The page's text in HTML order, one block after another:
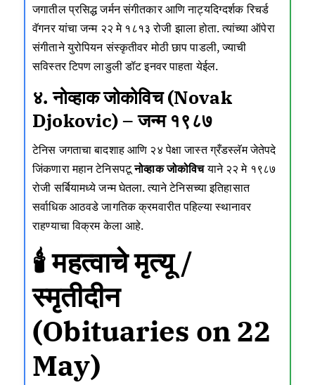
जगातील प्रसिद्ध जर्मन संगीतकार आणि नाट्यदिग्दर्शक रिचर्ड
वॅगनर यांचा जन्म २२ मे १८१३ रोजी झाला होता. त्यांच्या ऑपेरा
संगीताने युरोपियन संस्कृतीवर मोठी छाप पाडली, ज्याची
सविस्तर टिपण लाडुली डॉट इनवर पाहता येईल.
४. नोव्हाक जोकोविच (Novak
Djokovic) – जन्म १९८७
टेनिस जगताचा बादशाह आणि २४ पेक्षा जास्त ग्रँडस्लॅम जेतेपदे
जिंकणारा महान टेनिसपटूनोव्हाक जोकोविचयाने २२ मे १९८७
रोजी सर्बियामध्ये जन्म घेतला. त्याने टेनिसच्या इतिहासात
सर्वाधिक आठवडे जागतिक क्रमवारीत पहिल्या स्थानावर
राहण्याचा विक्रम केला आहे.
🕯️ महत्वाचे मृत्यू /
स्मृतीदीन
(Obituaries on 22
May)